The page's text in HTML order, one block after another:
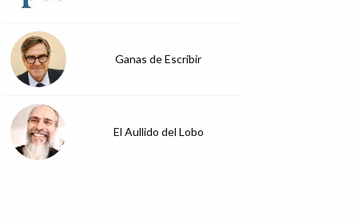
Ganas de Escribir
El Aullido del Lobo